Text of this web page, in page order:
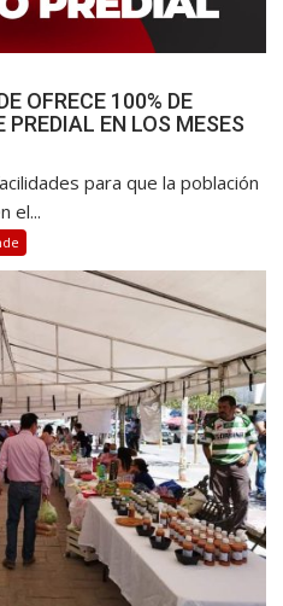
OFRECE 100% DE
PREDIAL EN LOS MESES
para que la población
el...